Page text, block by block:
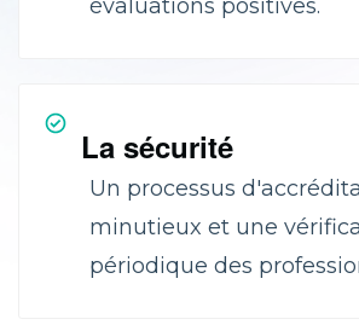
évaluations positives.
La sécurité
Un processus
minutieux et une
périodique des